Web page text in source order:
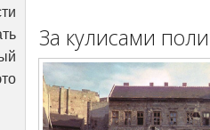
За кулисами